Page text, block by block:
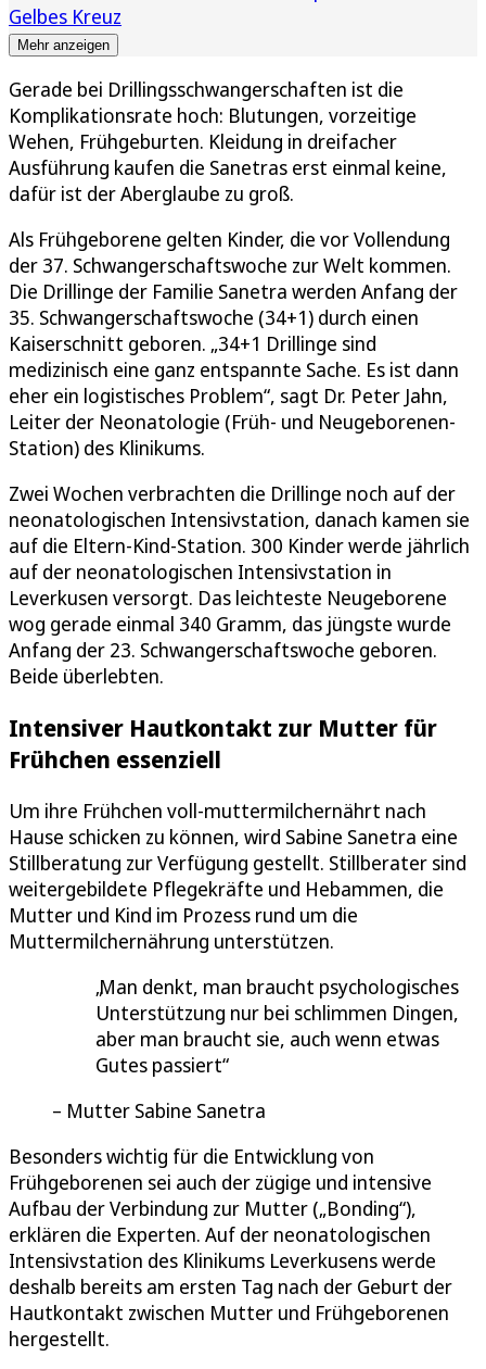
Gelbes Kreuz
Mehr anzeigen
Gerade bei Drillingsschwangerschaften ist die
Komplikationsrate hoch: Blutungen, vorzeitige
Wehen, Frühgeburten. Kleidung in dreifacher
Ausführung kaufen die Sanetras erst einmal keine,
dafür ist der Aberglaube zu groß.
Als Frühgeborene gelten Kinder, die vor Vollendung
der 37. Schwangerschaftswoche zur Welt kommen.
Die Drillinge der Familie Sanetra werden Anfang der
35. Schwangerschaftswoche (34+1) durch einen
Kaiserschnitt geboren. „34+1 Drillinge sind
medizinisch eine ganz entspannte Sache. Es ist dann
eher ein logistisches Problem“, sagt Dr. Peter Jahn,
Leiter der Neonatologie (Früh- und Neugeborenen-
Station) des Klinikums.
Zwei Wochen verbrachten die Drillinge noch auf der
neonatologischen Intensivstation, danach kamen sie
auf die Eltern-Kind-Station. 300 Kinder werde jährlich
auf der neonatologischen Intensivstation in
Leverkusen versorgt. Das leichteste Neugeborene
wog gerade einmal 340 Gramm, das jüngste wurde
Anfang der 23. Schwangerschaftswoche geboren.
Beide überlebten.
Intensiver Hautkontakt zur Mutter für
Frühchen essenziell
Um ihre Frühchen voll-muttermilchernährt nach
Hause schicken zu können, wird Sabine Sanetra eine
Stillberatung zur Verfügung gestellt. Stillberater sind
weitergebildete Pflegekräfte und Hebammen, die
Mutter und Kind im Prozess rund um die
Muttermilchernährung unterstützen.
Man denkt, man braucht psychologisches
Unterstützung nur bei schlimmen Dingen,
aber man braucht sie, auch wenn etwas
Gutes passiert
Mutter Sabine Sanetra
Besonders wichtig für die Entwicklung von
Frühgeborenen sei auch der zügige und intensive
Aufbau der Verbindung zur Mutter („Bonding“),
erklären die Experten. Auf der neonatologischen
Intensivstation des Klinikums Leverkusens werde
deshalb bereits am ersten Tag nach der Geburt der
Hautkontakt zwischen Mutter und Frühgeborenen
hergestellt.